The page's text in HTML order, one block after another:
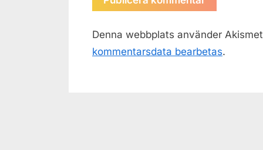
Denna webbplats använder
kommentarsdata bearbetas.